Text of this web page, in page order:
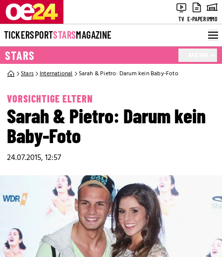
TV E-PAPERIMMO
TICKERSPORTSTARSMAGAZINE
STARS
Stars International Sarah & Pietro: Darum kein Baby-Foto
VORSICHTIGE ELTERN
Sarah & Pietro: Darum kein
Baby-Foto
24.07.2015, 12:57